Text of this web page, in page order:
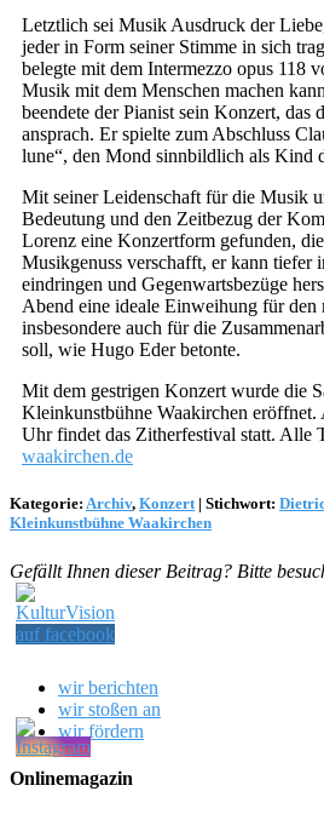
Letztlich sei Musik Ausdruck der
jeder in Form seiner Stimme in sich
belegte mit dem Intermezzo opus 118
Musik mit dem Menschen machen
beendete der Pianist sein Konzert, das
ansprach. Er spielte zum Abschluss
lune“, den Mond sinnbildlich als Kind
Mit seiner Leidenschaft für die Musik
Bedeutung und den Zeitbezug der
Lorenz eine Konzertform gefunden,
Musikgenuss verschafft, er kann tiefer
eindringen und Gegenwartsbezüge
Abend eine ideale Einweihung für den
insbesondere auch für die
soll, wie Hugo Eder betonte.
Mit dem gestrigen Konzert wurde die
Kleinkunstbühne Waakirchen
Uhr findet das Zitherfestival statt. Alle
waakirchen.de
Kategorie: Archiv, Konzert| Stichwort:
Kleinkunstbühne Waakirchen
Gefällt Ihnen dieser Beitrag? Bitte
wir berichten
wir stoßen an
wir fördern
Onlinemagazin